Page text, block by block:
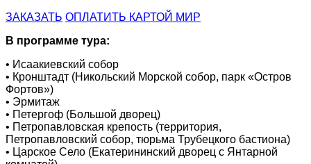
ЗАКАЗАТЬ ОПЛАТИТЬ КАРТОЙ МИР
В программе тура:
• Исаакиевский собор
• Кронштадт (Никольский Морской собор, парк «Остров
Фортов»)
• Эрмитаж
• Петергоф (Большой дворец)
• Петропавловская крепость (территория,
Петропавловский собор, тюрьма Трубецкого бастиона)
• Царское Село (Екатерининский дворец с Янтарной